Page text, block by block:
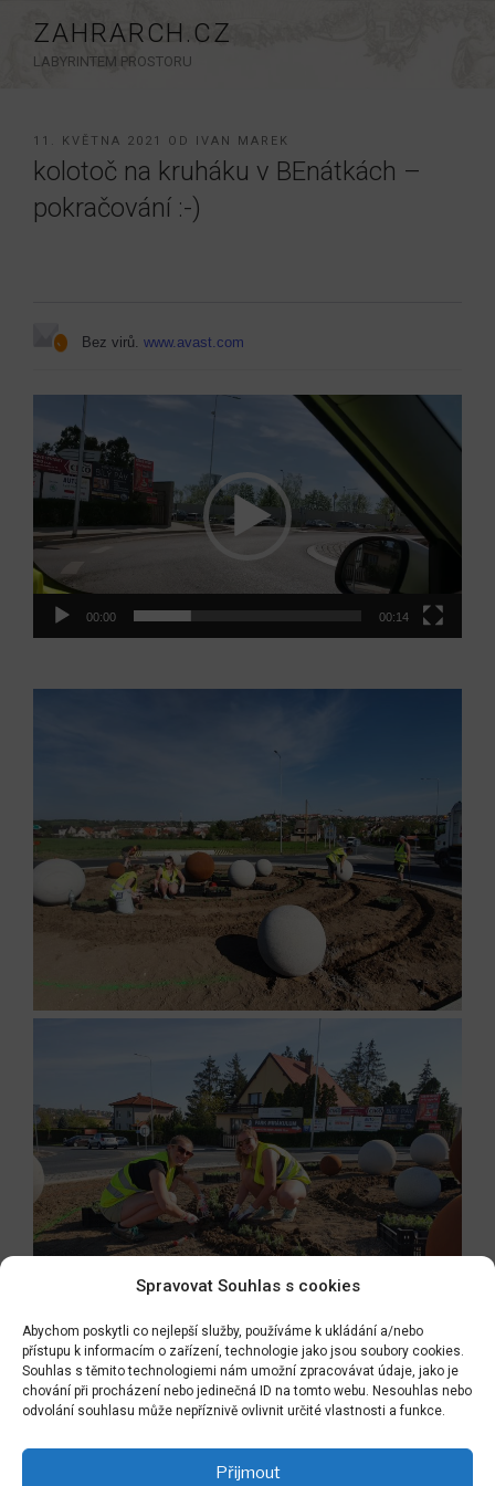
Spravovat Souhlas s cookies
Abychom poskytli co nejlepší služby, používáme k ukládání a/nebo
přístupu k informacím o zařízení, technologie jako jsou soubory cookies.
Souhlas s těmito technologiemi nám umožní zpracovávat údaje, jako je
chování při procházení nebo jedinečná ID na tomto webu. Nesouhlas nebo
odvolání souhlasu může nepříznivě ovlivnit určité vlastnosti a funkce.
Přijmout
obsahu
ZAHRARCH.CZ
LABYRINTEM PROSTORU
PUBLIKOVÁNO
11. KVĚTNA 2021 OD IVAN MAREK
kolotoč na kruháku v BEnátkách –
pokračování :-)
Bez virů.www.avast.com
přehrávač
00:00 00:14
Navigace
pro
příspěvek